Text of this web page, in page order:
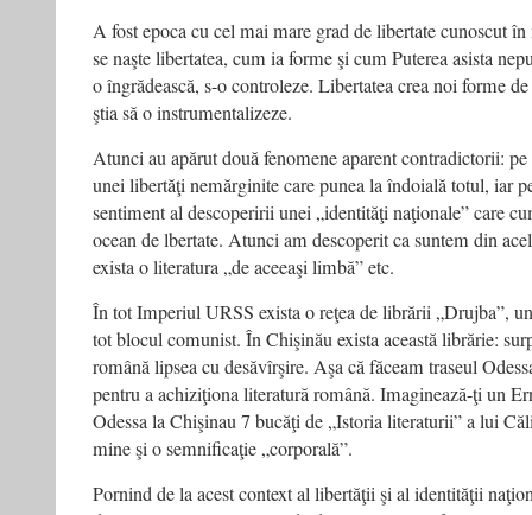
A fost epoca cu cel mai mare grad de libertate cunoscut
se naşte libertatea, cum ia forme şi cum Puterea asista
o îngrădească, s-o controleze. Libertatea crea noi forme
ştia să o instrumentalizeze.
Atunci au apărut două fenomene aparent contradictorii:
unei libertăţi nemărginite care punea la îndoială totul, iar
sentiment al descoperirii unei „identităţi naţionale” care
ocean de lbertate. Atunci am descoperit ca suntem din
exista o literatura „de aceeaşi limbă” etc.
În tot Imperiul URSS exista o reţea de librării „Drujba”,
tot blocul comunist. În Chişinău exista această librărie:
română lipsea cu desăvîrşire. Aşa că făceam traseul
pentru a achiziţiona literatură română. Imaginează-ţi un
Odessa la Chişinau 7 bucăţi de „Istoria literaturii” a lui
mine şi o semnificaţie „corporală”.
Pornind de la acest context al libertăţii şi al identităţii